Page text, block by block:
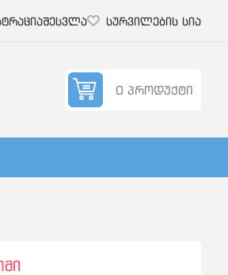
შესვლა სურვილების სია
0 პროდუქტი